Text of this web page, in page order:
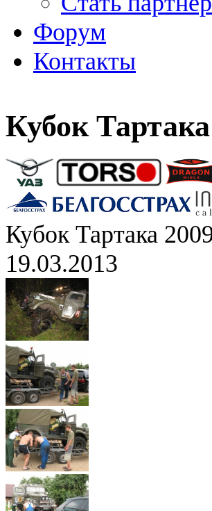
Форум
Контакты
Кубок
Кубок Тартака
19.03.2013